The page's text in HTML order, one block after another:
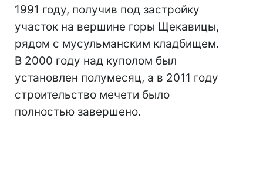
1991 году, получив под застройку
участок на вершине горы Щекавицы,
рядом с мусульманским кладбищем.
В 2000 году над куполом был
установлен полумесяц, а в 2011 году
строительство мечети было
полностью завершено.